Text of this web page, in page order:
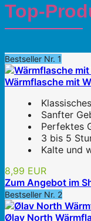
Top-
Bestseller Nr. 1
Wärmflasche mit
Sanfter
Perfektes
3 bis 5
Kalte und
8,99 EUR
Zum Angebot im
Bestseller Nr. 2
Ølav North